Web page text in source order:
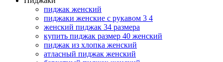
пиджак женский
пиджаки женские с рукавом 3 4
женский пиджак 34 размера
купить пиджак размер 40 женский
пиджак из хлопка женский
атласный пиджак женский